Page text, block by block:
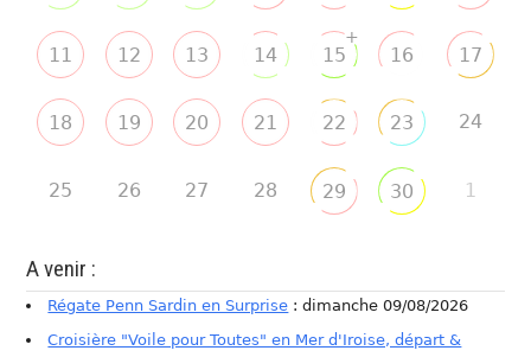
11 12 13 14 15
+
16 17
18 19 20 21 22 23 24
25 26 27 28 29 30 1
A venir :
Régate Penn Sardin en Surprise : dimanche 09/08/2026
Croisière "Voile pour Toutes" en Mer d'Iroise, départ &